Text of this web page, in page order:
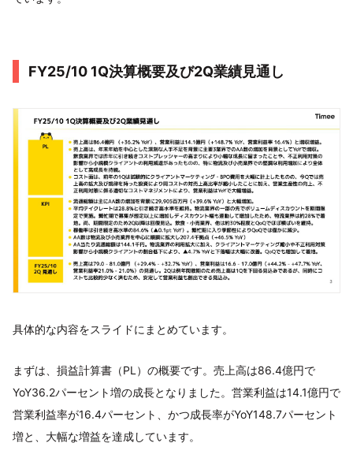
FY25/10 1Q決算概要及び2Q業績見通し
具体的な内容をスライドにまとめています。
まずは、損益計算書（PL）の概要です。売上高は86.4億円で
YoY36.2パーセント増の成長となりました。営業利益は14.1億円で
営業利益率が16.4パーセント、かつ成長率がYoY148.7パーセント
増と、大幅な増益を達成しています。